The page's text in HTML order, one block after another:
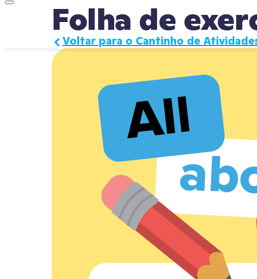
Folha de
Voltar para o Cantinho de